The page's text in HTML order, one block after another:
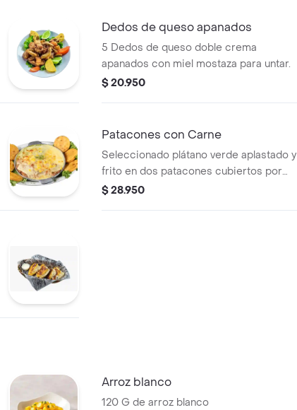
Dedos de queso apanados
5 Dedos de queso doble crema
apanados con miel mostaza para untar.
$ 20.950
Patacones con Carne
Seleccionado plátano verde aplastado y
frito en dos patacones cubiertos por
guacamole, pico de gallo, crema agría y
$ 28.950
Arroz blanco
120 G de arroz blanco